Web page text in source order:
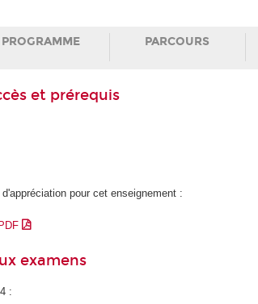
PROGRAMME PARCOURS
et prérequis
pour cet enseignement :
examens
: